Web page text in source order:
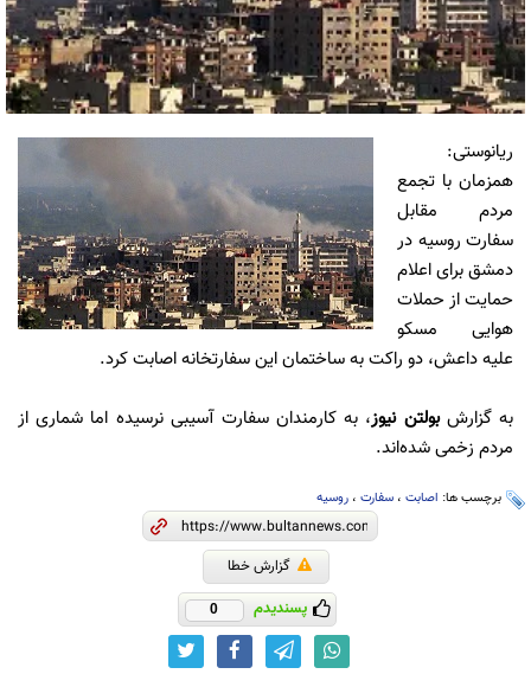
ریانوستی:
همزمان با تجمع
مردم مقابل
سفارت روسیه در
دمشق برای اعلام
حمایت از حملات
هوایی مسکو
علیه داعش، دو راکت به ساختمان این سفارتخانه اصابت کرد.
به گزارشبولتن نیوز، به کارمندان سفارت آسیبی نرسیده اما شماری از
مردم زخمی شده‌اند.
برچسب ها: اصابت ، سفارت ، روسیه
گزارش خطا
پسندیدم 0